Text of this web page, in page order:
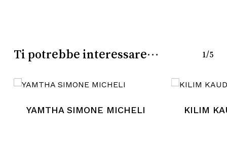
Ti potrebbe interessare… 1/5
YAMTHA SIMONE MICHELI KILIM